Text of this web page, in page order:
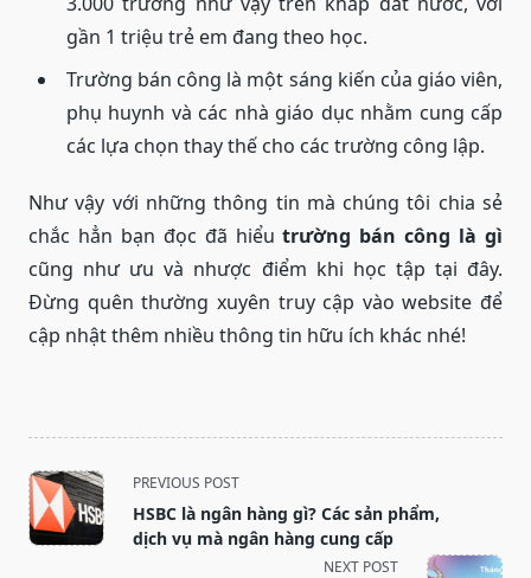
gần 1 triệu trẻ em đang theo học.
Trường bán công là một sáng kiến ​​của giáo viên,
phụ huynh và các nhà giáo dục nhằm cung cấp
các lựa chọn thay thế cho các trường công lập.
Như vậy với những thông tin mà chúng tôi chia sẻ
chắc hẳn bạn đọc đã hiểutrường bán công là gì
cũng như ưu và nhược điểm khi học tập tại đây.
Đừng quên thường xuyên truy cập vào website để
cập nhật thêm nhiều thông tin hữu ích khác nhé!
<span
class="nav-
subtitle
PREVIOUS POST
HSBC là ngân hàng gì? Các sản phẩm,
dịch vụ mà ngân hàng cung cấp
NEXT POST